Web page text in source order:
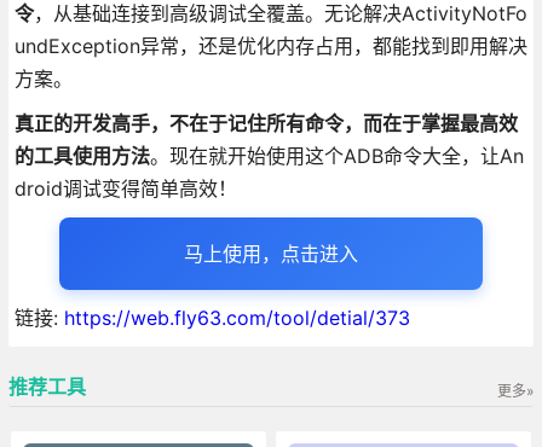
令，从基础连接到高级调试全覆盖。无论解决ActivityNotFo
undException异常，还是优化内存占用，都能找到即用解决
方案。
真正的开发高手，不在于记住所有命令，而在于掌握最高效
的工具使用方法。现在就开始使用这个ADB命令大全，让An
droid调试变得简单高效！
马上使用，点击进入
链接: https://web.fly63.com/tool/detial/373
推荐工具 更多»